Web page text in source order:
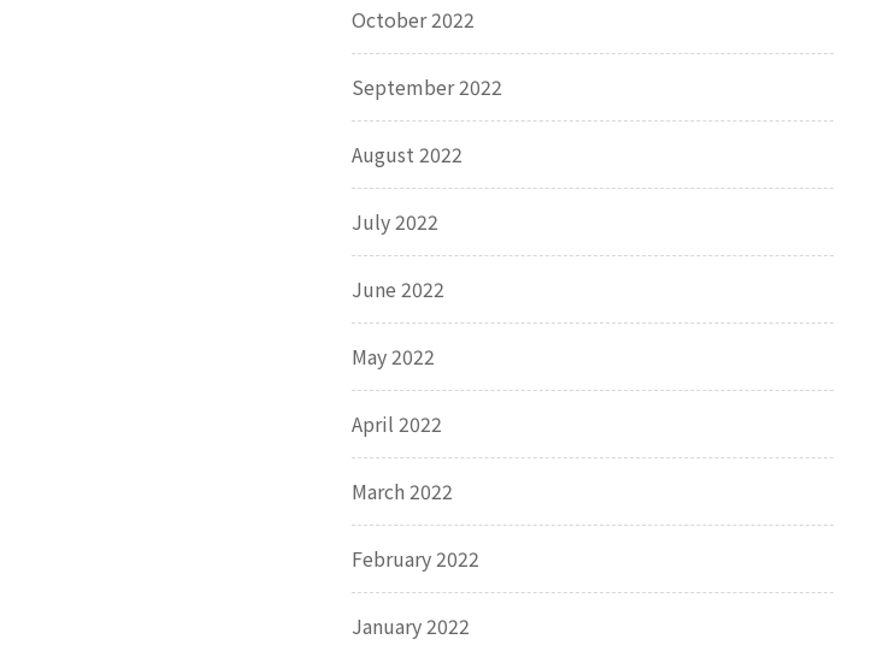
October 2022
September 2022
August 2022
July 2022
June 2022
May 2022
April 2022
March 2022
February 2022
January 2022